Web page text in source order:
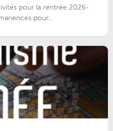
pour la rentrée 2026-
pour...